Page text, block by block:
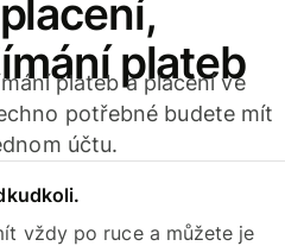
plateb
plateb a placení ve
potřebné budete mít
účtu.
vždy po ruce a můžete je